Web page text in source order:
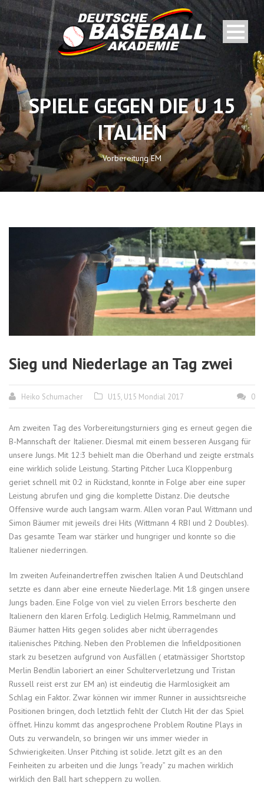
SPIELE GEGEN DIE U 15
ITALIEN
Vorbereitung EM
Sieg und Niederlage an Tag zwei
Heiko Schumacher U15, U15 Mondial 2017 0
Am zweiten Tag des Vorbereitungsturniers ging es erneut gegen die
B-Mannschaft der Italiener. Diesmal mit einem besseren Ausgang für
unsere Jungs. Mit 12:3 behielt man die Oberhand und zeigte erstmals
eine wirklich solide Leistung. Starting Pitcher Luca Kloppenburg
geriet schnell mit 0:2 in Rückstand, konnte in Folge aber eine super
Leistung abrufen und ging die komplette Distanz. Die deutsche
Offensive wurde auch langsam warm. Allen voran Paul Wittmann und
Simon Bäumer mit jeweils drei Hits (Wittmann 4 RBI und 2 Doubles).
Das gesamte Team war stärker und hungriger und konnte so die
Italiener niederringen.
Im zweiten Aufeinandertreffen zwischen Italien A und Deutschland
setzte es dann aber eine erneute Niederlage. Mit 1:8 gingen unsere
Jungs baden. Eine Folge von viel zu vielen Errors bescherte den
Italienern den klaren Erfolg. Lediglich Helmig, Rammelmann und
Bäumer hatten Hits gegen solides aber nicht überragendes
italienisches Pitching. Neben den Problemen die Infieldpositionen
stark zu besetzen aufgrund von Ausfällen ( etatmässiger Shortstop
Merlin Bendlin laboriert an einer Schulterverletzung und Tristan
Russell reist erst zur EM an) ist eindeutig die Harmlosigkeit am
Schlag ein Faktor. Zwar können wir immer Runner in aussichtsreiche
Positionen bringen, doch letztlich fehlt der Clutch Hit der das Spiel
öffnet. Hinzu kommt das angesprochene Problem Routine Plays in
Outs zu verwandeln, so bringen wir uns immer wieder in
Schwierigkeiten. Unser Pitching ist solide. Jetzt gilt es an den
Feinheiten zu arbeiten und die Jungs “ready” zu machen wirklich
wirklich den Ball hart scheppern zu wollen.